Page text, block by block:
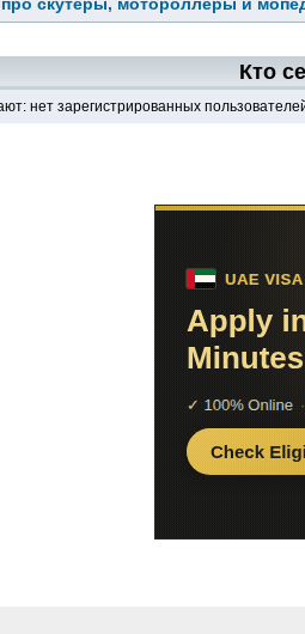
Кто
нет зарегистрированных